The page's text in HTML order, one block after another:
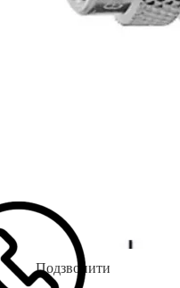
Подзвонити